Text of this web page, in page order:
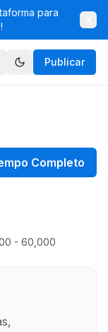
para
Publicar
Completo
- 60,000